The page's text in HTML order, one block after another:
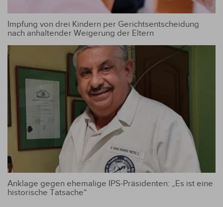
Impfung von drei Kindern per Gerichtsentscheidung
nach anhaltender Weigerung der Eltern
Anklage gegen ehemalige IPS-Präsidenten: „Es ist eine
historische Tatsache“